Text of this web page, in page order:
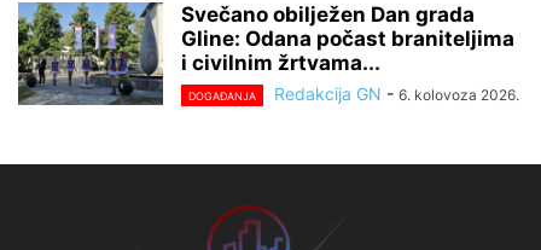
Svečano obilježen Dan grada
Gline: Odana počast braniteljima
i civilnim žrtvama...
DOGAĐANJA Redakcija GN - 6. kolovoza 2026.